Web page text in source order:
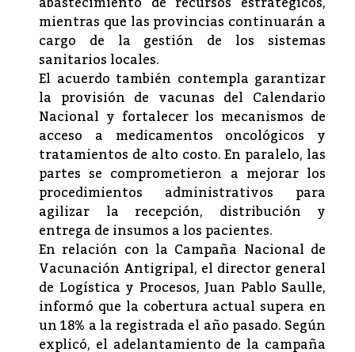
mientras que las provincias continuarán a
cargo de la gestión de los sistemas
sanitarios locales.
El acuerdo también contempla garantizar
la provisión de vacunas del Calendario
Nacional y fortalecer los mecanismos de
acceso a medicamentos oncológicos y
tratamientos de alto costo. En paralelo, las
partes se comprometieron a mejorar los
procedimientos administrativos para
agilizar la recepción, distribución y
entrega de insumos a los pacientes.
En relación con la Campaña Nacional de
Vacunación Antigripal, el director general
de Logística y Procesos, Juan Pablo Saulle,
informó que la cobertura actual supera en
un 18% a la registrada el año pasado. Según
explicó, el adelantamiento de la campaña